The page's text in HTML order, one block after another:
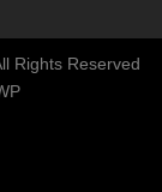
Rights Reserved